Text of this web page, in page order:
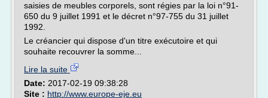
saisies de meubles corporels, sont régies par la loi n°91-
650 du 9 juillet 1991 et le décret n°97-755 du 31 juillet
1992.
Le créancier qui dispose d'un titre exécutoire et qui
souhaite recouvrer la somme...
Lire la suite
Date: 2017-02-19 09:38:28
Site : http://www.europe-eje.eu